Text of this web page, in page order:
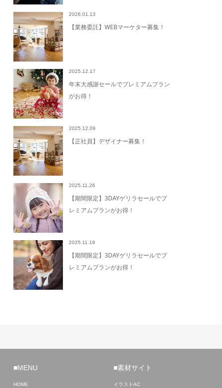
2026.01.13
【業務委託】WEBマーケター募集！
2025.12.17
年末大感謝セールでプレミアムプラン
がお得！
2025.12.09
【正社員】デザイナー募集！
2025.11.26
【期間限定】3DAYゲリラセールでプ
レミアムプランがお得！
2025.11.19
【期間限定】3DAYゲリラセールでプ
レミアムプランがお得！
■MENU
HOME
■素材サイト
イラストAC